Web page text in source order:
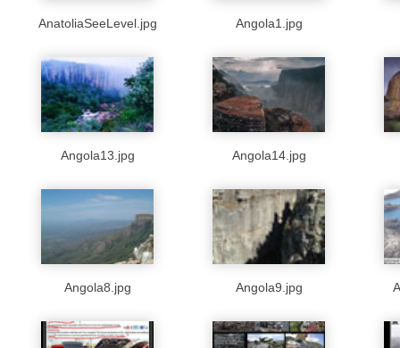
AnatoliaSeeLevel.jpg Angola1.jpg
Angola13.jpg Angola14.jpg
Angola8.jpg Angola9.jpg